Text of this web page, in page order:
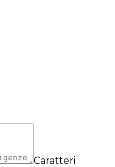
Caratteri